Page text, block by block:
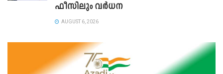
ഫീസിലും വർധന
AUGUST 6, 2026